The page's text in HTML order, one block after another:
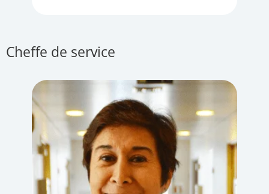
Cheffe de service